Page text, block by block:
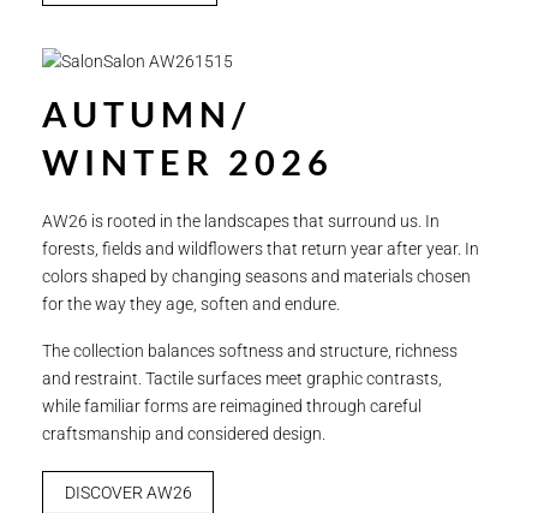
AUTUMN/
WINTER 2026
AW26 is rooted in the landscapes that surround us. In
forests, fields and wildflowers that return year after year. In
colors shaped by changing seasons and materials chosen
for the way they age, soften and endure.
The collection balances softness and structure, richness
and restraint. Tactile surfaces meet graphic contrasts,
while familiar forms are reimagined through careful
craftsmanship and considered design.
DISCOVER AW26